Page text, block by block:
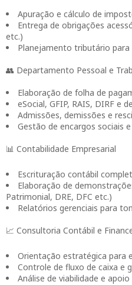
Apuração e cálculo de
Entrega de obrigações
etc.)
Planejamento tributário para
👥 Departamento Pessoal e
Elaboração de folha de
eSocial, GFIP, RAIS, DIRF e
Admissões, demissões e
Gestão de encargos sociais
📊 Contabilidade Empresarial
Escrituração contábil
Elaboração de
Patrimonial, DRE, DFC etc.)
Relatórios gerenciais para
📈 Consultoria Contábil e
Orientação estratégica para
Controle de fluxo de caixa e
Análise de viabilidade e